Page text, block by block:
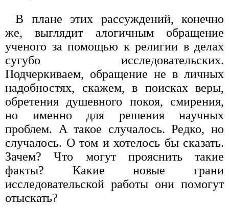
В плане этих рассуждений, конечно
же, выглядит алогичным обращение
ученого за помощью к религии в делах
сугубо исследовательских.
Подчеркиваем, обращение не в личных
надобностях, скажем, в поисках веры,
обретения душевного покоя, смирения,
но именно для решения научных
проблем. А такое случалось. Редко, но
случалось. О том и хотелось бы сказать.
Зачем? Что могут прояснить такие
факты? Какие новые грани
исследовательской работы они помогут
отыскать?